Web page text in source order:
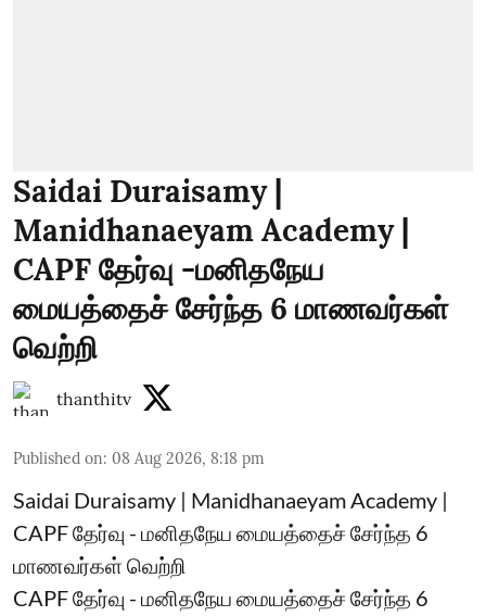
Saidai Duraisamy |
Manidhanaeyam Academy |
CAPF தேர்வு -மனிதநேய
மையத்தைச் சேர்ந்த 6 மாணவர்கள்
வெற்றி
thanthitv
Published on: 08 Aug 2026, 8:18 pm
Saidai Duraisamy | Manidhanaeyam Academy |
CAPF தேர்வு - மனிதநேய மையத்தைச் சேர்ந்த 6
மாணவர்கள் வெற்றி
CAPF தேர்வு - மனிதநேய மையத்தைச் சேர்ந்த 6